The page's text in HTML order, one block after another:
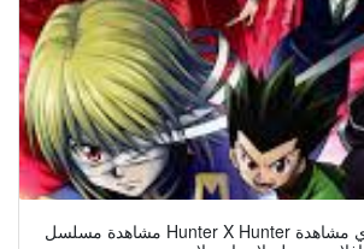
مشاهدة مسلسل Hunter X Hunter حلقة 69 موفيز فري مشاهدة